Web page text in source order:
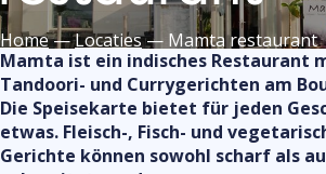
Veluwe
Dörfer
der
Home—Locaties— Mamta restaurant
Mamta ist ein indisches Restaurant
Tandoori- und Currygerichten am
Die Speisekarte bietet für jeden
etwas. Fleisch-, Fisch- und
Gerichte können sowohl scharf als